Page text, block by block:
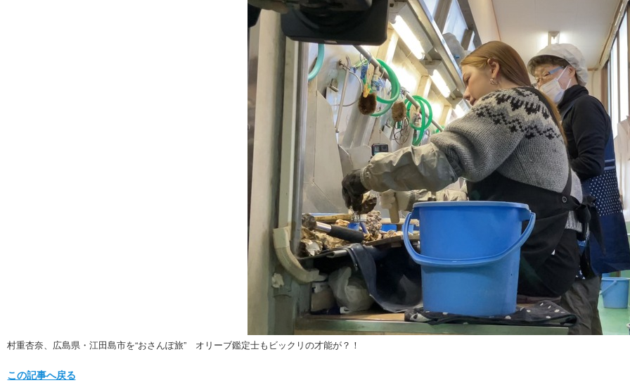
グラビア
ショッピング
村重杏奈、広島県・江田島市を“おさんぽ旅” オリーブ鑑定士もビックリの才能が？！
この記事へ戻る